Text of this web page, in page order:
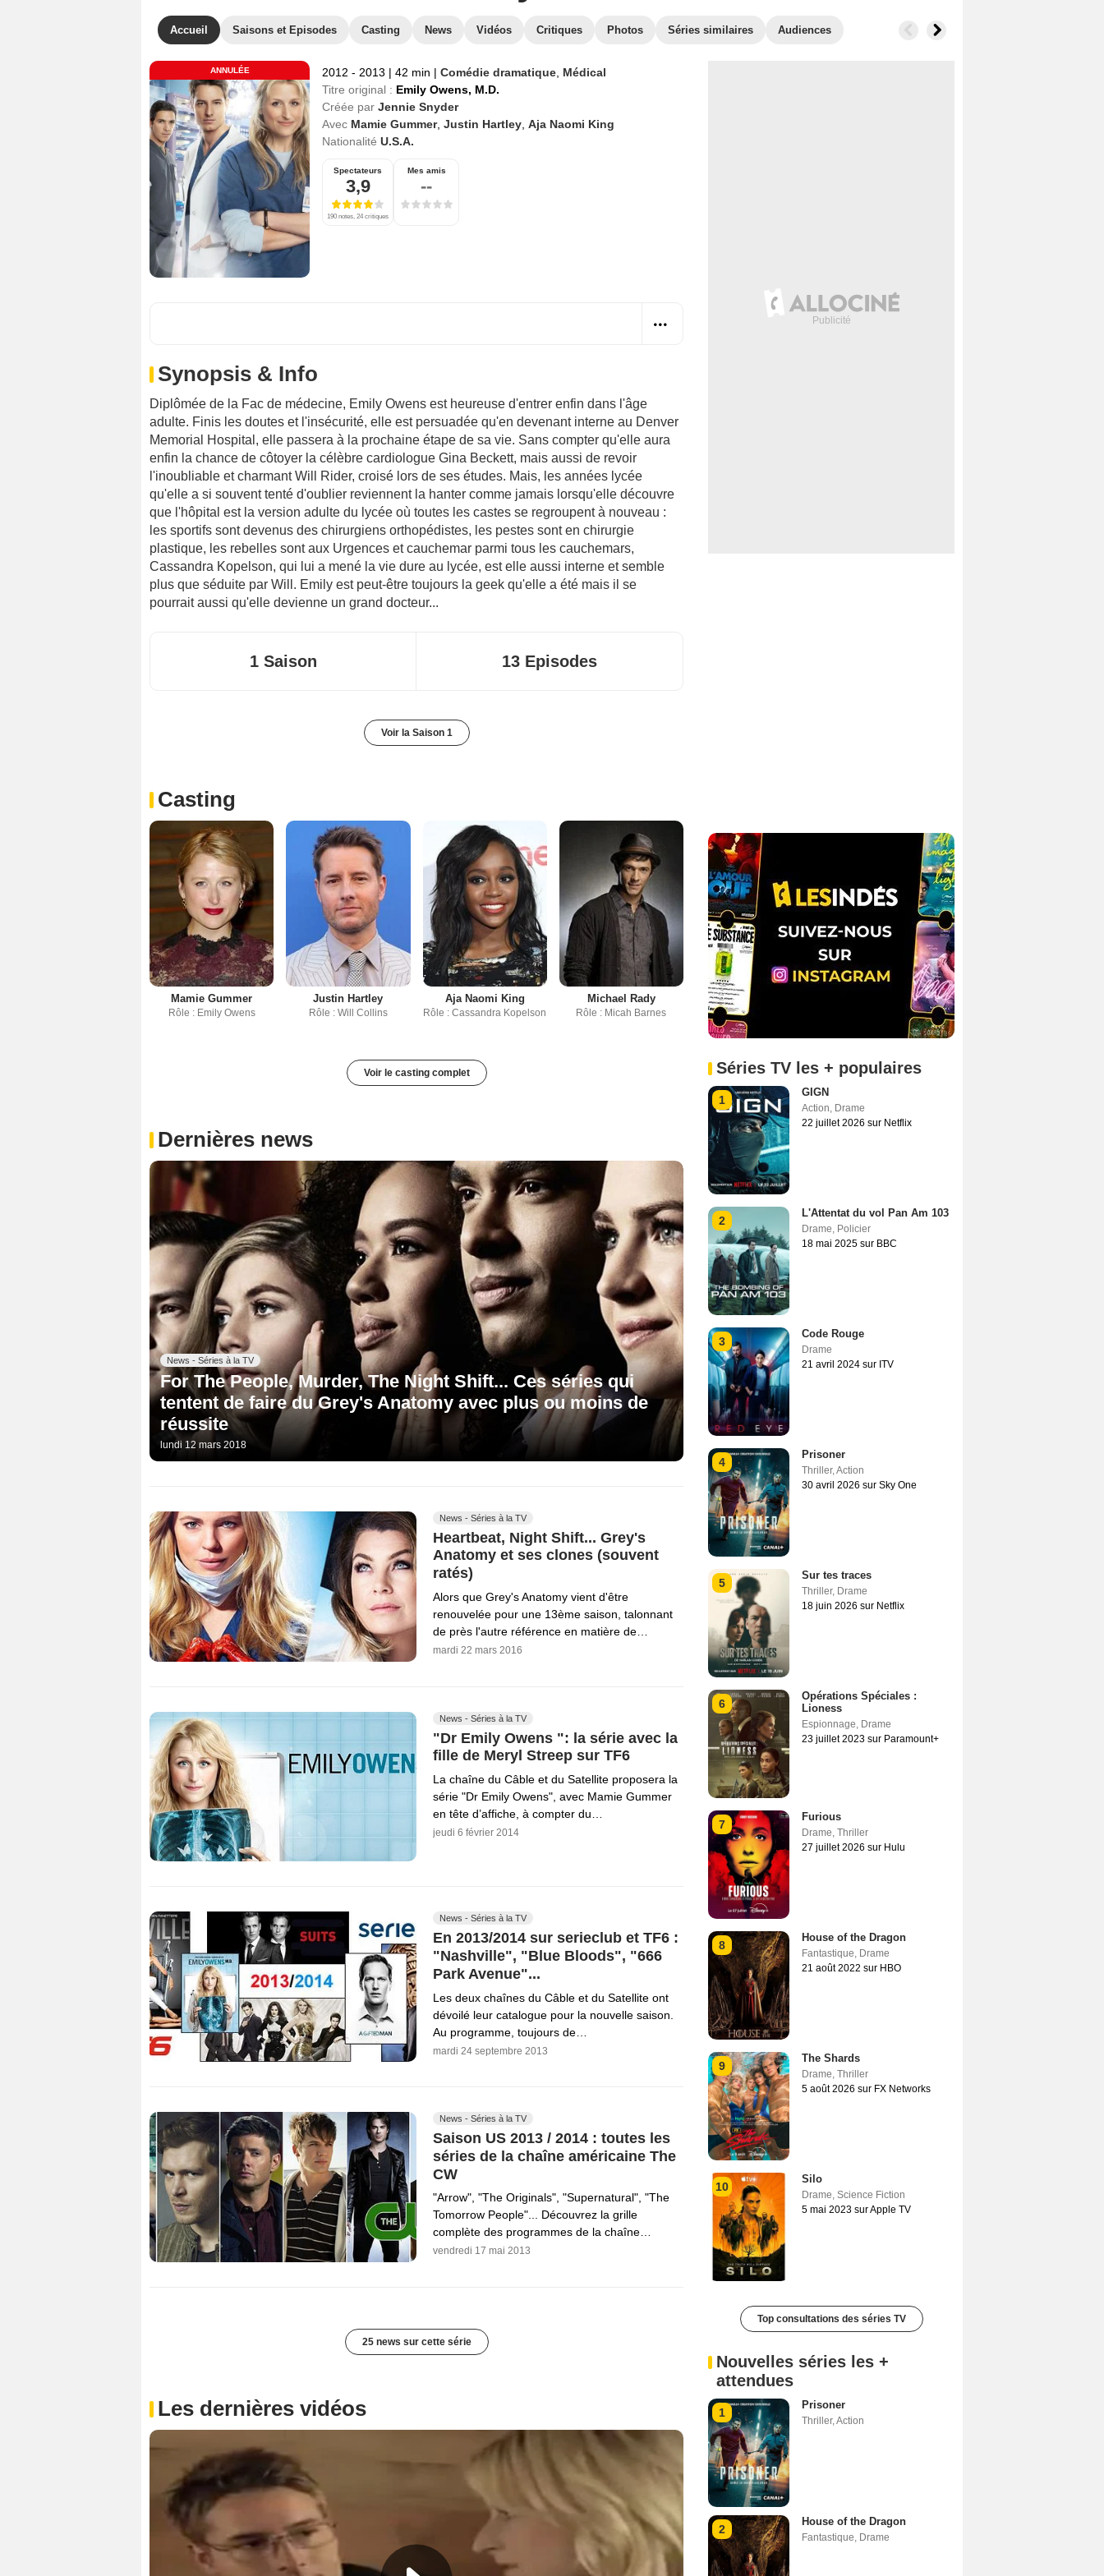
Accueil Saisons et Episodes Casting News Vidéos Critiques Photos Séries similaires Audiences
ANNULÉE 2012 - 2013 | 42 min | Comédie dramatique Médical
Titre original : Emily Owens, M.D.
Créée par Jennie Snyder
Avec Mamie Gummer, Justin Hartley Aja Naomi King
Nationalité U.S.A.
Spectateurs
3,9
190 notes, 24 critiques
Mes amis
--
Synopsis & Info
Diplômée de la Fac de médecine, Emily Owens est heureuse d'entrer enfin dans l'âge
adulte. Finis les doutes et l'insécurité, elle est persuadée qu'en devenant interne au Denver
Memorial Hospital, elle passera à la prochaine étape de sa vie. Sans compter qu'elle aura
enfin la chance de côtoyer la célèbre cardiologue Gina Beckett, mais aussi de revoir
l'inoubliable et charmant Will Rider, croisé lors de ses études. Mais, les années lycée
qu'elle a si souvent tenté d'oublier reviennent la hanter comme jamais lorsqu'elle découvre
que l'hôpital est la version adulte du lycée où toutes les castes se regroupent à nouveau :
les sportifs sont devenus des chirurgiens orthopédistes, les pestes sont en chirurgie
plastique, les rebelles sont aux Urgences et cauchemar parmi tous les cauchemars,
Cassandra Kopelson, qui lui a mené la vie dure au lycée, est elle aussi interne et semble
plus que séduite par Will. Emily est peut-être toujours la geek qu'elle a été mais il se
pourrait aussi qu'elle devienne un grand docteur...
1 Saison 13 Episodes
Voir la Saison 1
Casting
Mamie Gummer
Rôle : Emily Owens
Justin Hartley
Rôle : Will Collins
Aja Naomi King
Rôle : Cassandra Kopelson
Michael Rady
Rôle : Micah Barnes
Voir le casting complet
Dernières news
News - Séries à la TV
For The People, Murder, The Night Shift... Ces séries qui
tentent de faire du Grey's Anatomy avec plus ou moins de
réussite
lundi 12 mars 2018
News - Séries à la TV
Heartbeat, Night Shift... Grey's
Anatomy et ses clones (souvent
ratés)
Alors que Grey's Anatomy vient d'être
renouvelée pour une 13ème saison, talonnant
de près l'autre référence en matière de…
mardi 22 mars 2016
News - Séries à la TV
"Dr Emily Owens ": la série avec la
fille de Meryl Streep sur TF6
La chaîne du Câble et du Satellite proposera la
série "Dr Emily Owens", avec Mamie Gummer
en tête d’affiche, à compter du…
jeudi 6 février 2014
News - Séries à la TV
En 2013/2014 sur serieclub et TF6 :
"Nashville", "Blue Bloods", "666
Park Avenue"...
Les deux chaînes du Câble et du Satellite ont
dévoilé leur catalogue pour la nouvelle saison.
Au programme, toujours de…
mardi 24 septembre 2013
News - Séries à la TV
Saison US 2013 / 2014 : toutes les
séries de la chaîne américaine The
CW
"Arrow", "The Originals", "Supernatural", "The
Tomorrow People"... Découvrez la grille
complète des programmes de la chaîne…
vendredi 17 mai 2013
25 news sur cette série
Les dernières vidéos
Séries TV les + populaires
1
GIGN
Action, Drame
22 juillet 2026 sur Netflix
2
L'Attentat du vol Pan Am 103
Drame, Policier
18 mai 2025 sur BBC
3
Code Rouge
Drame
21 avril 2024 sur ITV
4
Prisoner
Thriller,Action
30 avril 2026 sur Sky One
5
Sur tes traces
Thriller, Drame
18 juin 2026 sur Netflix
6
Opérations Spéciales :
Lioness
Espionnage, Drame
23 juillet 2023 sur Paramount+
7
Furious
Drame, Thriller
27 juillet 2026 sur Hulu
8
House of the Dragon
Fantastique, Drame
21 août 2022 sur HBO
9
The Shards
Drame, Thriller
5 août 2026 sur FX Networks
10
Silo
Drame, Science Fiction
5 mai 2023 sur Apple TV
Top consultations des séries TV
Nouvelles séries les +
attendues
1
Prisoner
Thriller,Action
2
House of the Dragon
Fantastique, Drame